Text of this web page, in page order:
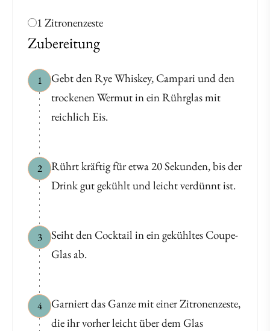
1 Zitronenzeste
Zubereitung
1
Gebt den Rye Whiskey, Campari und den
trockenen Wermut in ein Rührglas mit
reichlich Eis.
2
Rührt kräftig für etwa 20 Sekunden, bis der
Drink gut gekühlt und leicht verdünnt ist.
3
Seiht den Cocktail in ein gekühltes Coupe-
Glas ab.
4
Garniert das Ganze mit einer Zitronenzeste,
die ihr vorher leicht über dem Glas